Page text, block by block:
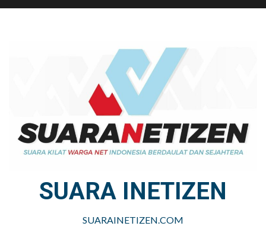
SUARA INETIZEN
SUARAINETIZEN.COM